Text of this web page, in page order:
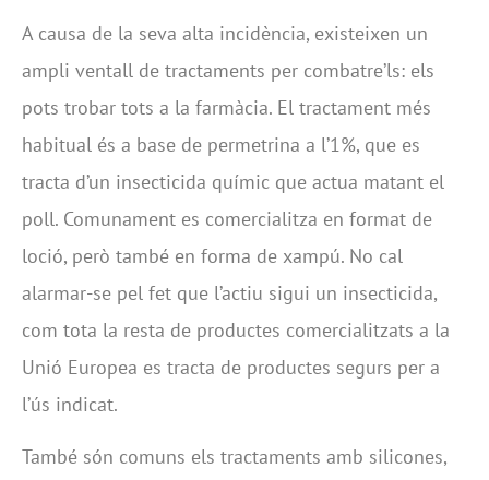
A causa de la seva alta incidència, existeixen un
ampli ventall de tractaments per combatre’ls: els
pots trobar tots a la farmàcia. El tractament més
habitual és a base de permetrina a l’1%, que es
tracta d’un insecticida químic que actua matant el
poll. Comunament es comercialitza en format de
loció, però també en forma de xampú. No cal
alarmar-se pel fet que l’actiu sigui un insecticida,
com tota la resta de productes comercialitzats a la
Unió Europea es tracta de productes segurs per a
l’ús indicat.
També són comuns els tractaments amb silicones,